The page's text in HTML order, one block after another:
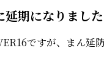
期になりました
ですが、まん延